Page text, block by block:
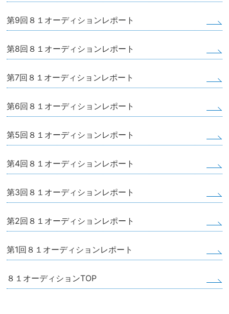
第9回８１オーディションレポート
第8回８１オーディションレポート
第7回８１オーディションレポート
第6回８１オーディションレポート
第5回８１オーディションレポート
第4回８１オーディションレポート
第3回８１オーディションレポート
第2回８１オーディションレポート
第1回８１オーディションレポート
８１オーディションTOP